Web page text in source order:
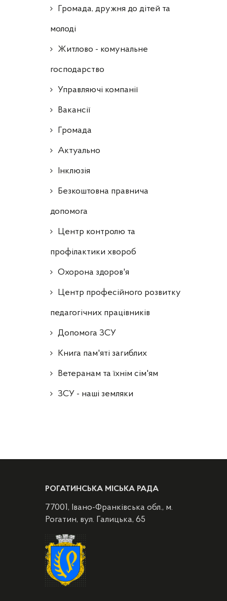
Громада, дружня до дітей та
молоді
Житлово - комунальне
господарство
Управляючі компанії
Ваканcії
Громада
Актуально
Інклюзія
Безкоштовна правнича
допомога
Центр контролю та
профілактики хвороб
Охорона здоров'я
Центр професійного розвитку
педагогічних працівників
Допомога ЗСУ
Книга пам'яті загиблих
Ветеранам та їхнім сім'ям
ЗСУ - наші земляки
РОГАТИНСЬКА МІСЬКА РАДА
77001, Івано-Франківська обл., м.
Рогатин, вул. Галицька, 65